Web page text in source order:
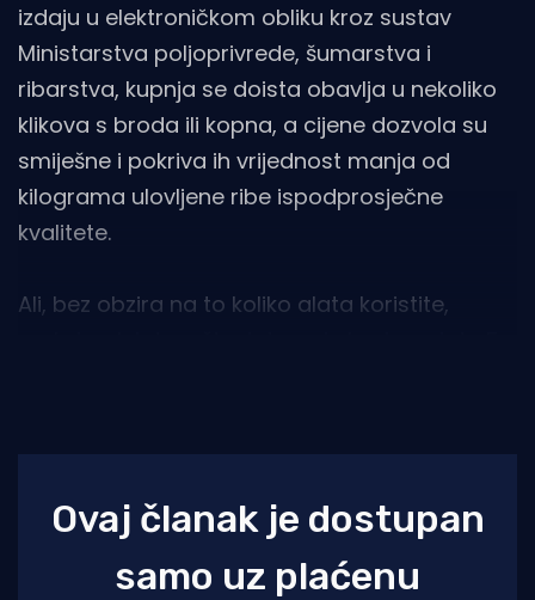
izdaju u elektroničkom obliku kroz sustav
Ministarstva poljoprivrede, šumarstva i
ribarstva, kupnja se doista obavlja u nekoliko
klikova s broda ili kopna, a cijene dozvola su
smiješne i pokriva ih vrijednost manja od
kilograma ulovljene ribe ispodprosječne
kvalitete.
Ali, bez obzira na to koliko alata koristite,
Ovaj članak je dostupan
samo uz plaćenu